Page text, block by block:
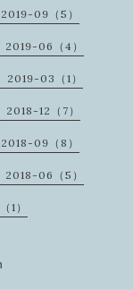
2019-09（5）
2019-06（4）
2019-03（1）
2018-12（7）
2018-09（8）
2018-06（5）
1）